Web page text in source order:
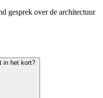
gesprek over de architectuur
in het kort?